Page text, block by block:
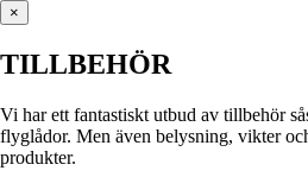
×
TILLBEHÖR
Vi har ett fantastiskt utbud av tillbehör
flyglådor. Men även belysning, vikter
produkter.